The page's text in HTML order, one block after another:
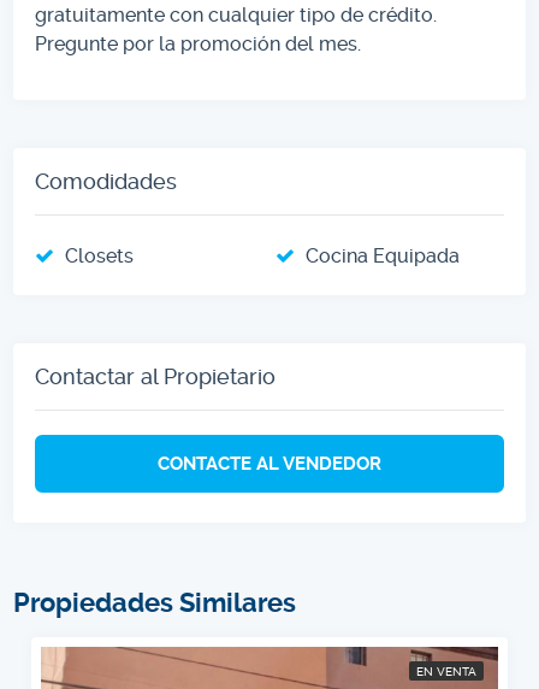
gratuitamente con cualquier tipo de crédito.
Pregunte por la promoción del mes.
Comodidades
Closets Cocina Equipada
Contactar al Propietario
CONTACTE AL VENDEDOR
Propiedades Similares
EN VENTA